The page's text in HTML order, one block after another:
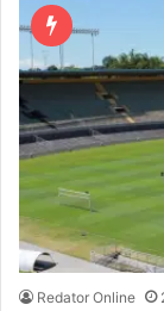
Redator Online